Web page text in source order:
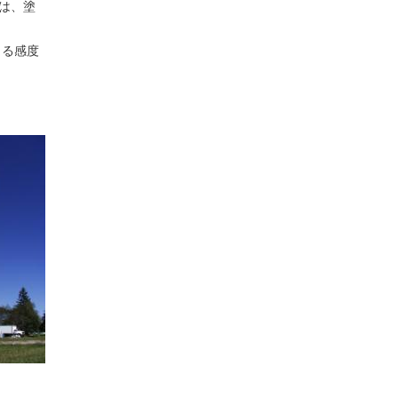
、塗
感度